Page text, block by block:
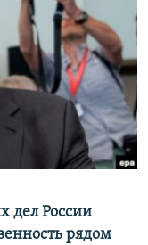
дел России
рядом